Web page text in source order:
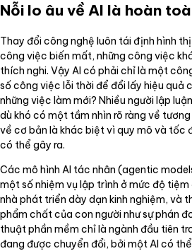
Nỗi lo âu về AI là hoàn
Thay đổi công nghệ luôn tái định hình
công việc biến mất, những công việc
thích nghi. Vậy AI có phải chỉ là một
số công việc lỗi thời để đổi lấy hiệu quả
những việc làm mới? Nhiều người lập
dù khó có một tầm nhìn rõ ràng về
về cơ bản là khác biệt vì quy mô và tốc
có thể gây ra.
Các mô hình AI tác nhân (agentic
một số nhiệm vụ lập trình ở mức độ
nhà phát triển dày dạn kinh nghiệm, và
phẩm chất của con người như sự phán
thuật phần mềm chỉ là ngành đầu tiên
đang được chuyển đổi, bởi một AI có